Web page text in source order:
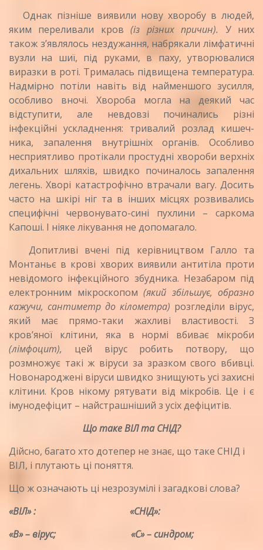
Однак пізніше виявили нову хворобу в людей,
яким переливали кров(із різних причин). У них
також з’являлось нездужання, набрякали лімфа­тичні
вузли на шиї, під руками, в паху, утворюва­лися
виразки в роті. Трималась підвищена темпе­ратура.
Надмірно потіли навіть від найменшого зу­силля,
особливо вночі. Хвороба могла на деякий час
відступити, але невдовзі починались різні
інфекційні ускладнення: тривалий розлад кишеч­
ника, запалення внутрішніх органів. Особливо
несприятливо протікали простудні хвороби верхніх
дихальних шляхів, швидко починалось запалення
легень. Хворі катастрофічно втрачали вагу. Досить
часто на шкірі ніг та в інших місцях розвивались
специфічні червонувато-сині пухлини – саркома
Капоші. І ніяке лікування не допомагало.
Допитливі вчені під керівництвом Галло та
Монтаньє в крові хворих виявили антитіла проти
невідомого інфекційного збудника. Незабаром під
електронним мікроскопом (який збільшує, образно
кажучи, сантиметр до кілометра) роз­гледіли вірус,
який має прямо-таки жахливі влас­тивості. З
кров’яної клітини, яка в нормі вбиває мікроби
(лімфоцит), цей вірус робить потвору, що
розмножує такі ж віруси за зразком свого вбивці.
Новонароджені віруси швидко знищують усі захисні
клітини. Кров нікому рятувати від мікробів. Це і є
імунодефіцит – найстрашніший з усіх дефіцитів.
Що таке ВІЛ та СНІД?
Дійсно, багато хто дотепер не знає, що таке СНІД і
ВІЛ, і плутають ці поняття.
Що ж означають ці незрозумілі і за­гадкові слова?
«ВІЛ» : «СНІД»:
«В» – вірус; «С» – синдром;